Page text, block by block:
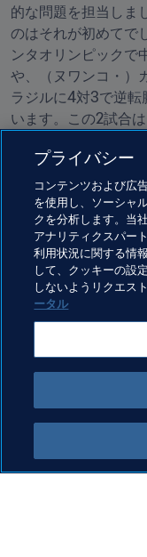
的な問題を担当しま
のはそれが初めてで
ンタオリンピックで
や、（ヌワンコ・）
ラジルに4対3で逆転
います。この2試合
The
a
Related
New Zealand
プライバシー
コンテンツおよび広
を使用し、ソーシャ
クを分析します。当
アナリティクスパー
利用状況に関する情
して、クッキーの設
しないようリクエス
ータル